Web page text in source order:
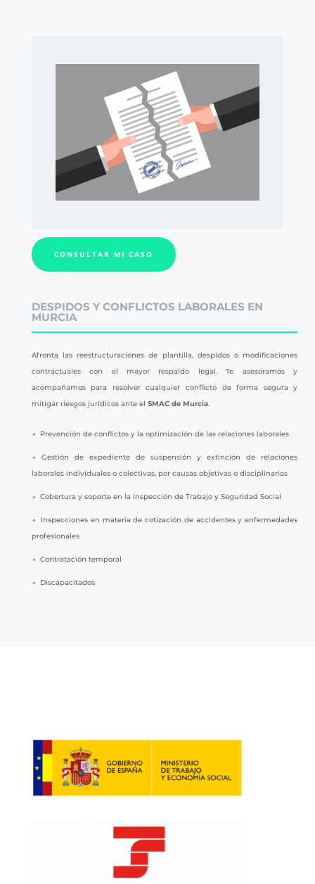
CONSULTAR MI CASO
DESPIDOS Y CONFLICTOS LABORALES EN
MURCIA
Afronta las reestructuraciones de plantilla, despidos o modificaciones
contractuales con el mayor respaldo legal. Te asesoramos y
acompañamos para resolver cualquier conflicto de forma segura y
mitigar riesgos jurídicos ante el SMAC de Murcia.
→ Prevención de conflictos y la optimización de las relaciones laborales
→ Gestión de expediente de suspensión y extinción de relaciones
laborales individuales o colectivas, por causas objetivas o disciplinarias
→ Cobertura y soporte en la Inspección de Trabajo y Seguridad Social
→ Inspecciones en materia de cotización de accidentes y enfermedades
profesionales
→ Contratación temporal
→ Discapacitados